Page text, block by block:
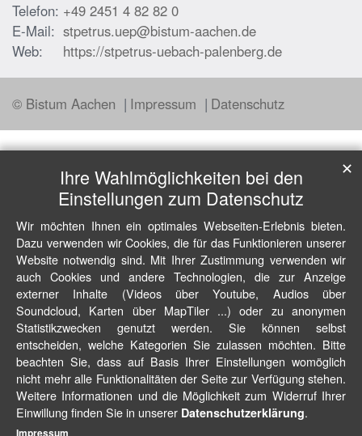
Telefon: +49 2451 4 82 82 0
E-Mail: stpetrus.uep@bistum-aachen.de
Web:
https://stpetrus-uebach-palenberg.de
© Bistum Aachen Impressum Datenschutz
Ihre Wahlmöglichkeiten bei den
Einstellungen zum Datenschutz
Wir möchten Ihnen ein optimales Webseiten-Erlebnis bieten.
Dazu verwenden wir Cookies, die für das Funktionieren unserer
Website notwendig sind. Mit Ihrer Zustimmung verwenden wir
auch Cookies und andere Technologien, die zur Anzeige
externer Inhalte (Videos über Youtube, Audios über
Soundcloud, Karten über MapTiler ...) oder zu anonymen
Statistikzwecken genutzt werden. Sie können selbst
entscheiden, welche Kategorien Sie zulassen möchten. Bitte
beachten Sie, dass auf Basis Ihrer Einstellungen womöglich
nicht mehr alle Funktionalitäten der Seite zur Verfügung stehen.
Weitere Informationen und die Möglichkeit zum Widerruf Ihrer
Einwillung finden Sie in unserer Datenschutzerklärung.
✕
Impressum